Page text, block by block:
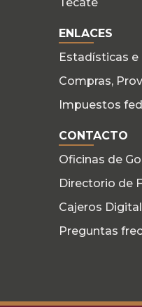
ENLACES
Estadísticas
Compras,
Impuestos
CONTACTO
Oficinas de
Directorio de
Cajeros
Preguntas